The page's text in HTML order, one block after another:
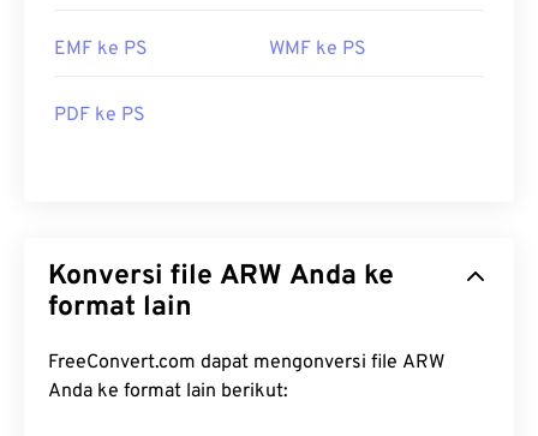
EMF ke PS WMF ke PS
PDF ke PS
Konversi file ARW Anda ke
format lain
FreeConvert.com dapat mengonversi file ARW
Anda ke format lain berikut: